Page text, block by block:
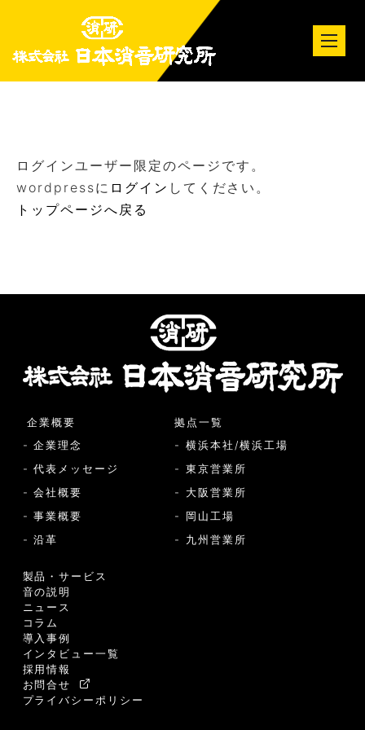
ログインユーザー限定のページです。
wordpressに ログイン してください。
トップページへ戻る
企業概要
- 企業理念
- 代表メッセージ
- 会社概要
- 事業概要
- 沿革
製品・サービス
音の説明
ニュース
コラム
導入事例
インタビュー一覧
採用情報
お問合せ
プライバシーポリシー
拠点一覧
- 横浜本社/横浜工場
- 東京営業所
- 大阪営業所
- 岡山工場
- 九州営業所